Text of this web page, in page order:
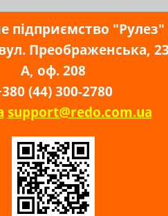
підприємство "Рулез"
Преображенська,
А, оф. 208
(44) 300-2780
support@redo.com.ua